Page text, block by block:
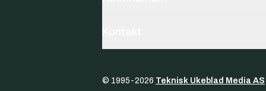
© 1995-2026 Teknisk Ukeblad Media AS